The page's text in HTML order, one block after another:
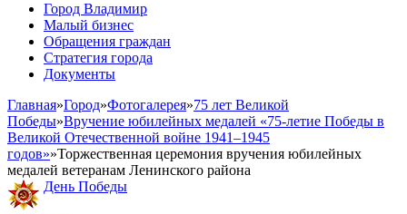
Город Владимир
Малый бизнес
Обращения граждан
Стратегия города
Документы
Главная»Город»Фотогалерея»75 лет Великой
Победы»Вручение юбилейных медалей «75-летие Победы в
Великой Отечественной войне 1941–1945
годов»»Торжественная церемония вручения юбилейных
медалей ветеранам Ленинского района
День Победы